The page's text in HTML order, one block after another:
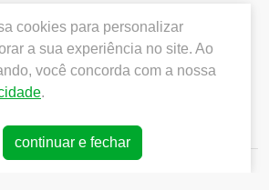
| Política de Privacidade e Segurança -
ilustrativas - Os preços e condições
sujeitos a alterações. Em caso de
no site, o valor válido é o do
Não vendemos por atacado, por
o direito de não atender compras
pelo site.
cookies para personalizar
a sua experiência no site. Ao
você concorda com a nossa
.
continuar e fechar